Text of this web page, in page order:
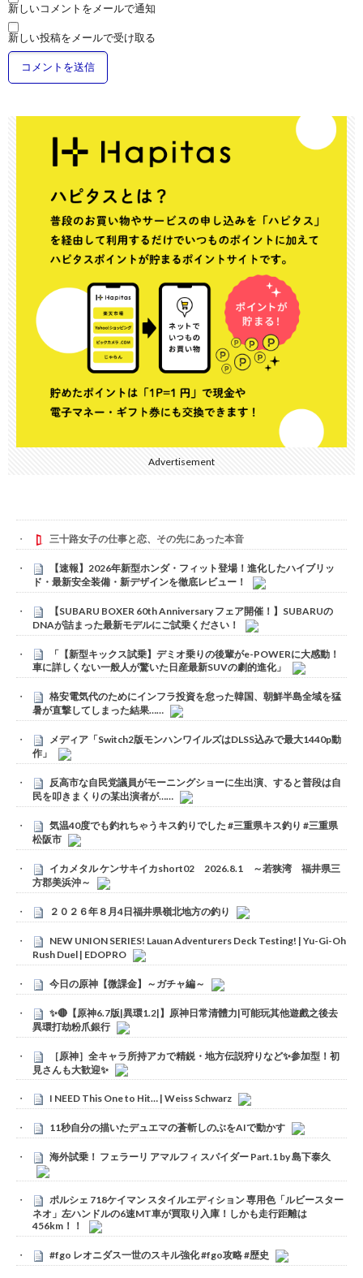
新しいコメントをメールで通知
新しい投稿をメールで受け取る
Advertisement
三十路女子の仕事と恋、その先にあった本音
【速報】2026年新型ホンダ・フィット登場！進化したハイブリッ
ド・最新安全装備・新デザインを徹底レビュー！
【SUBARU BOXER 60th Anniversary フェア開催！】SUBARUの
DNAが詰まった最新モデルにご試乗ください！
「【新型キックス試乗】デミオ乗りの後輩がe-POWERに大感動！
車に詳しくない一般人が驚いた日産最新SUVの劇的進化」
格安電気代のためにインフラ投資を怠った韓国、朝鮮半島全域を猛
暑が直撃してしまった結果……
メディア「Switch2版モンハンワイルズはDLSS込みで最大1440p動
作」
反高市な自民党議員がモーニングショーに生出演、すると普段は自
民を叩きまくりの某出演者が……
気温40度でも釣れちゃうキス釣りでした #三重県キス釣り #三重県
松阪市
イカメタル ケンサキイカshort02 2026.8.1 ～若狭湾 福井県三
方郡美浜沖～
２０２６年８月4日福井県嶺北地方の釣り
NEW UNION SERIES! Lauan Adventurers Deck Testing! | Yu-Gi-Oh
Rush Duel | EDOPRO
今日の原神【微課金】～ガチャ編～
✨🔴【原神6.7版|異環1.2|】原神日常清體力|可能玩其他遊戲之後去
異環打劫粉爪銀行
［原神］全キャラ所持アカで精鋭・地方伝説狩りなど✨参加型！初
見さんも大歓迎✨
I NEED This One to Hit… | Weiss Schwarz
11秒自分の描いたデュエマの蒼斬しのぶをAIで動かす
海外試乗！ フェラーリ アマルフィ スパイダー Part.1 by 島下泰久
ポルシェ 718ケイマン スタイルエディション 専用色「ルビースター
ネオ」左ハンドルの6速MT車が買取り入庫！しかも走行距離は
456km！！
#fgo レオニダス一世のスキル強化 #fgo攻略 #歴史